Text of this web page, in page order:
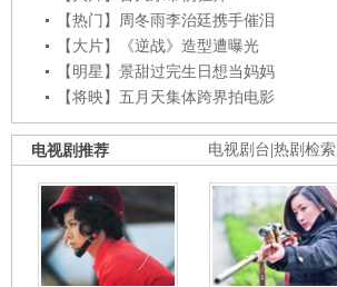
【热门】周冬雨李治廷携手催泪
【大片】《逆战》造型遭曝光
【明星】景甜过完生日想当妈妈
【将映】五月天集体跨界拍电影
电视剧台 热剧检索
电视剧推荐